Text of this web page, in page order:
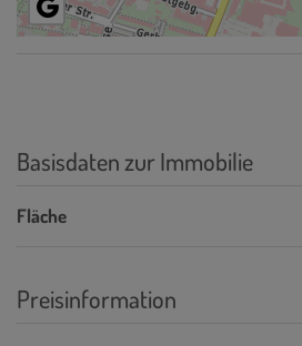
Basisdaten zur Immobilie
Fläche
Preisinformation